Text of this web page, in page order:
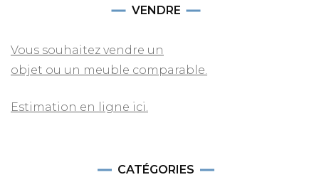
VENDRE
Vous souhaitez vendre un
objet ou un meuble comparable.
Estimation en ligne ici.
CATÉGORIES